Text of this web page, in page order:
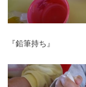
『鉛筆持ち』